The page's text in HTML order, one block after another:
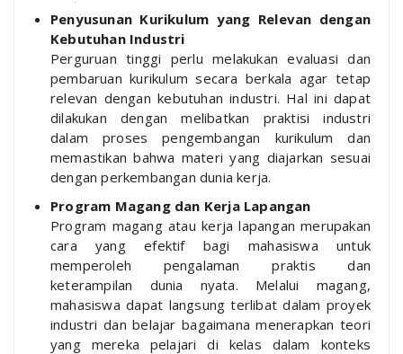
Penyusunan Kurikulum yang Relevan dengan
Kebutuhan Industri
Perguruan tinggi perlu melakukan evaluasi dan
pembaruan kurikulum secara berkala agar tetap
relevan dengan kebutuhan industri. Hal ini dapat
dilakukan dengan melibatkan praktisi industri
dalam proses pengembangan kurikulum dan
memastikan bahwa materi yang diajarkan sesuai
dengan perkembangan dunia kerja.
Program Magang dan Kerja Lapangan
Program magang atau kerja lapangan merupakan
cara yang efektif bagi mahasiswa untuk
memperoleh pengalaman praktis dan
keterampilan dunia nyata. Melalui magang,
mahasiswa dapat langsung terlibat dalam proyek
industri dan belajar bagaimana menerapkan teori
yang mereka pelajari di kelas dalam konteks